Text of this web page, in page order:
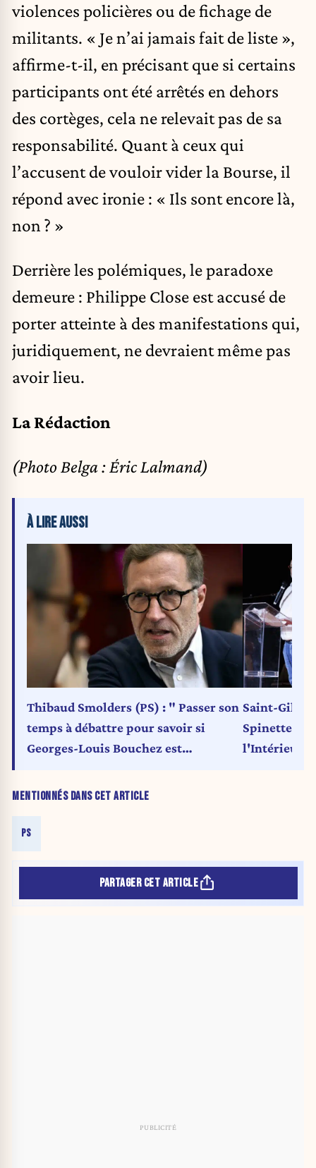
violences policières ou de fichage de
militants. « Je n’ai jamais fait de liste »,
affirme-t-il, en précisant que si certains
participants ont été arrêtés en dehors
des cortèges, cela ne relevait pas de sa
responsabilité. Quant à ceux qui
l’accusent de vouloir vider la Bourse, il
répond avec ironie : « Ils sont encore là,
non ? »
Derrière les polémiques, le paradoxe
demeure : Philippe Close est accusé de
porter atteinte à des manifestations qui,
juridiquement, ne devraient même pas
avoir lieu.
La Rédaction
(Photo Belga : Éric Lalmand)
MENTIONNÉS DANS CET ARTICLE
PS
À LIRE AUSSI
Thibaud Smolders (PS) : " Passer son
temps à débattre pour savoir si
Georges-Louis Bouchez est
branlette intellectuelle qui ne
Saint-Gilles
Spinette
l'Intérieur
PARTAGER CET ARTICLE